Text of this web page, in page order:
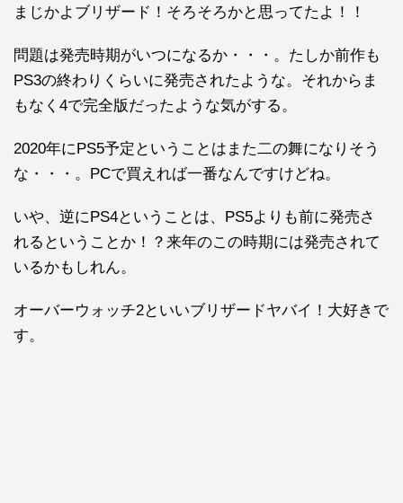
まじかよブリザード！そろそろかと思ってたよ！！
問題は発売時期がいつになるか・・・。たしか前作も
PS3の終わりくらいに発売されたような。それからま
もなく4で完全版だったような気がする。
2020年にPS5予定ということはまた二の舞になりそう
な・・・。PCで買えれば一番なんですけどね。
いや、逆にPS4ということは、PS5よりも前に発売さ
れるということか！？来年のこの時期には発売されて
いるかもしれん。
オーバーウォッチ2といいブリザードヤバイ！大好きで
す。